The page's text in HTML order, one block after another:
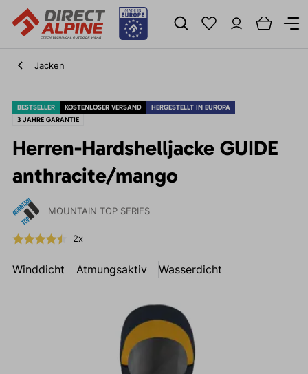
Jacken
BESTSELLER KOSTENLOSER VERSAND
HERGESTELLT IN EUROPA
3 JAHRE GARANTIE
Herren-Hardshelljacke GUIDE
anthracite/mango
MOUNTAIN TOP SERIES
2x
Winddicht Atmungsaktiv Wasserdicht